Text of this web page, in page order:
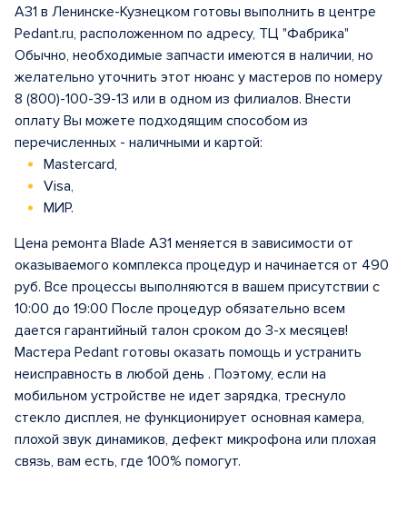
A31 в Ленинске-Кузнецком готовы выполнить в центре
Pedant.ru, расположенном по адресу, ТЦ "Фабрика"
Обычно, необходимые запчасти имеются в наличии, но
желательно уточнить этот нюанс у мастеров по номеру
8 (800)-100-39-13 или в одном из филиалов. Внести
оплату Вы можете подходящим способом из
перечисленных - наличными и картой:
Mastercard,
Visa,
МИР.
Цена ремонта Blade A31 меняется в зависимости от
оказываемого комплекса процедур и начинается от 490
руб. Все процессы выполняются в вашем присутствии с
10:00 до 19:00 После процедур обязательно всем
дается гарантийный талон сроком до 3-х месяцев!
Мастера Pedant готовы оказать помощь и устранить
неисправность в любой день . Поэтому, если на
мобильном устройстве не идет зарядка, треснуло
стекло дисплея, не функционирует основная камера,
плохой звук динамиков, дефект микрофона или плохая
связь, вам есть, где 100% помогут.